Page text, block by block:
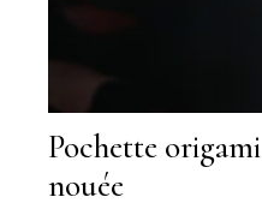
Pochette origami
nouée